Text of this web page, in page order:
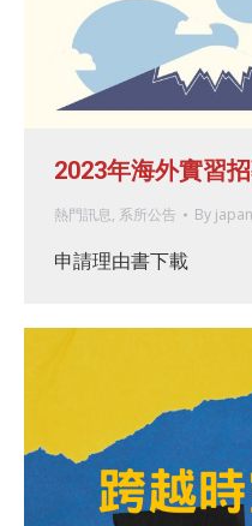
2023年海外實習
熱門訊息, 系所公告 By
申請理由書下載